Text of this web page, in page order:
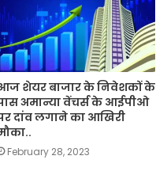
शेयर बाजार के निवेशकों के
अमान्या वेंचर्स के आईपीओ
दांव लगाने का आखिरी
February 28, 2023